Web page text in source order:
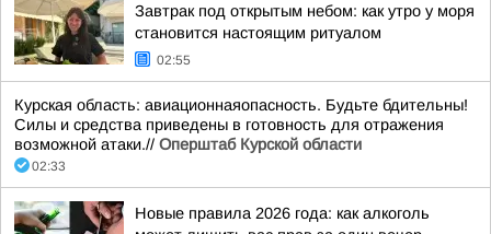
Завтрак под открытым небом: как утро у моря
становится настоящим ритуалом
02:55
Курская область: авиационнаяопасность. Будьте бдительны!
Силы и средства приведены в готовность для отражения
возможной атаки.// Оперштаб Курской области
02:33
Новые правила 2026 года: как алкоголь